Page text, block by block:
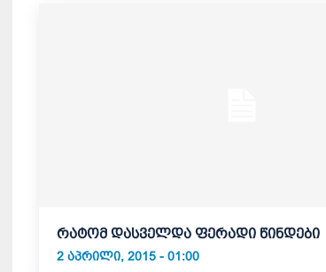
რატომ დასველდა ფერადი წინდები
2 ᲐᲞᲠᲘᲚᲘ, 2015 - 01:00